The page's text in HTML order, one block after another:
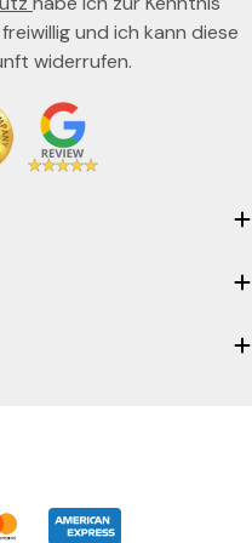
und ich kann diese
widerrufen.